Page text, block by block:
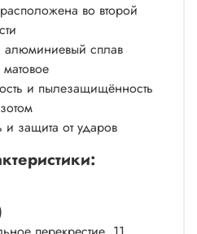
во второй
алюминиевый сплав
и пылезащищённость
и защита от ударов